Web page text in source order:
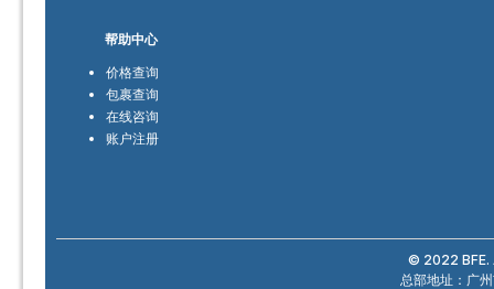
帮助中心
价格查询
包裹查询
在线咨询
账户注册
© 2022
总部地址：广